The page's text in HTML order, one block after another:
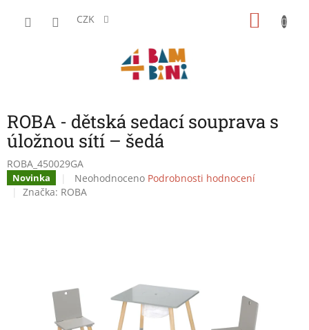
CZK
ROBA - dětská sedací souprava s
úložnou sítí – šedá
ROBA_450029GA
Novinka
Průměrné
hodnocení
Neohodnoceno Podrobnosti hodnocení
Značka: ROBA